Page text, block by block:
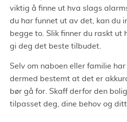
viktig å finne ut hva slags
du har funnet ut av det, kan du
begge to. Slik finner du raskt ut
gi deg det beste tilbudet.
Selv om naboen eller familie
dermed bestemt at det er
bør gå for. Skaff derfor den
tilpasset deg, dine behov og ditt